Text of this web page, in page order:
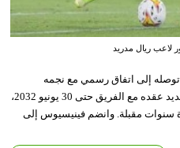
لاعب ريال مدريد
توصله إلى اتفاق رسمي مع نجمه
البرازيلي فينيسيوس جونيور يقضي بتمديد عقده مع الفريق حتى 30 يونيو 2032،
سنوات مقبلة. وانضم فينيسيوس إلى